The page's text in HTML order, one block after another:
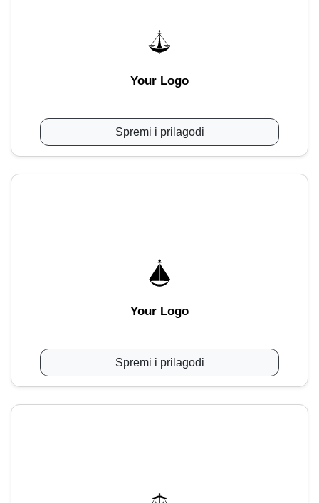
Your Logo
Spremi i prilagodi
Your Logo
Spremi i prilagodi